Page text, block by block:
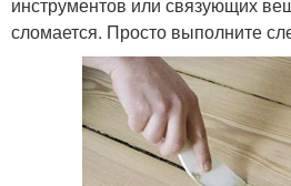
сломается. Просто выполните